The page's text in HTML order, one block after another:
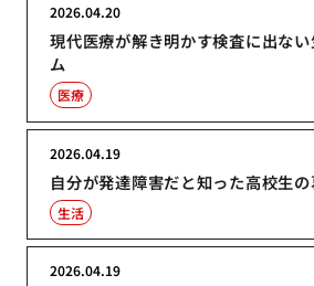
現代医療が解き明かす検査に出な
ム
2026.04.20
医療
自分が発達障害だと知った高校生
2026.04.19
生活
2026.04.19